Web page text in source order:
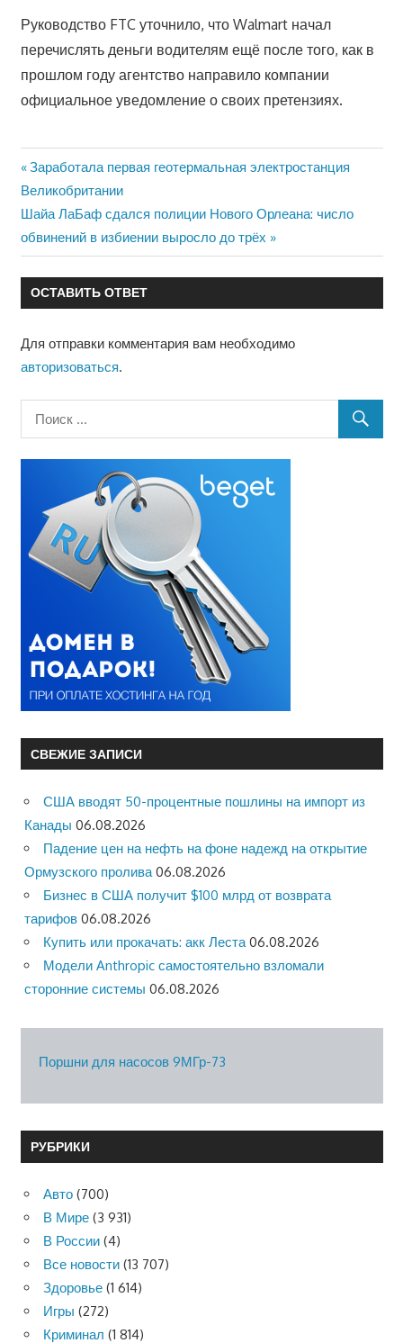
Руководство FTC уточнило, что Walmart начал
перечислять деньги водителям ещё после того, как в
прошлом году агентство направило компании
официальное уведомление о своих претензиях.
Навигация
по
записям
Предыдущая
запись:
Заработала первая геотермальная электростанция
Великобритании
Следующая
запись:
Шайа ЛаБаф сдался полиции Нового Орлеана: число
обвинений в избиении выросло до трёх
ОСТАВИТЬ ОТВЕТ
Для отправки комментария вам необходимо
авторизоваться.
СВЕЖИЕ ЗАПИСИ
США вводят 50-процентные пошлины на импорт из
Канады 06.08.2026
Падение цен на нефть на фоне надежд на открытие
Ормузского пролива 06.08.2026
Бизнес в США получит $100 млрд от возврата
тарифов 06.08.2026
Купить или прокачать: акк Леста 06.08.2026
Модели Anthropic самостоятельно взломали
сторонние системы 06.08.2026
Поршни для насосов 9МГр-73
РУБРИКИ
Авто (700)
В Мире (3 931)
В России (4)
Все новости (13 707)
Здоровье (1 614)
Игры (272)
Криминал (1 814)